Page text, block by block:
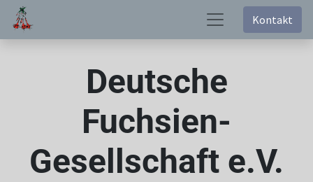
Kontakt
Deutsche
Fuchsien-
Gesellschaft e.V.